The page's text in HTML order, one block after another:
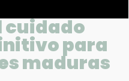
cuidado
para
maduras